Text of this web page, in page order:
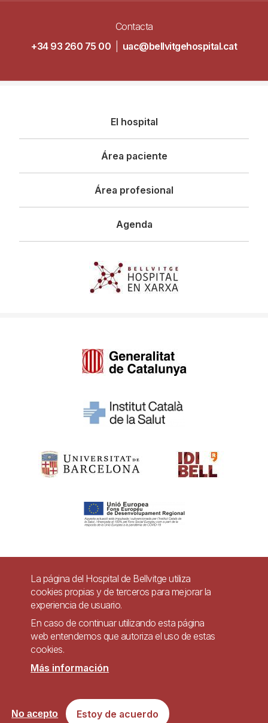
Contacta
+34 93 260 75 00
uac@bellvitgehospital.cat
principal
El hospital
Área paciente
Área profesional
Agenda
Pie
página
Contacto
Accesibilidad
Política de Privacidad de Sistemas de Videovigilancia
Sitio web accesible de conformidad con el Real Decreto 1112/2018, de 7 de
septiembre, sobre accesibilidad de los sitios web y aplicaciones para
La página del Hospital de Bellvitge utiliza
cookies propias y de terceros para mejorar la
experiencia de usuario.
En caso de continuar utilizando esta página
web entendemos que autoriza el uso de estas
cookies.
Más información
Estoy de acuerdo
No acepto